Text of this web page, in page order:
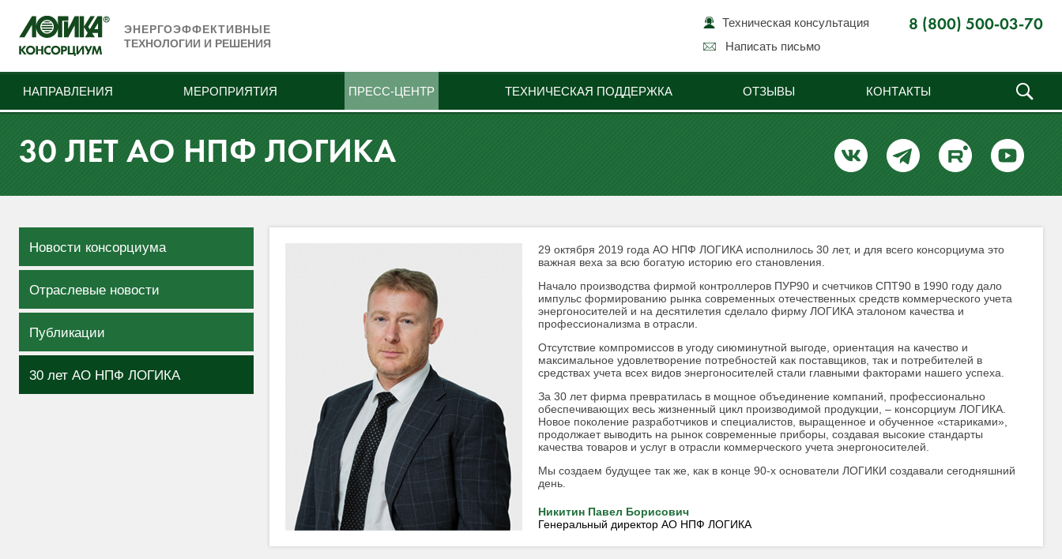
ЭНЕРГОЭФФЕКТИВНЫЕ
ТЕХНОЛОГИИ И РЕШЕНИЯ
8 (800) 500-03-70
Техническая консультация
Написать письмо
НАПРАВЛЕНИЯ МЕРОПРИЯТИЯ ПРЕСС-ЦЕНТР ТЕХНИЧЕСКАЯ ПОДДЕРЖКА ОТЗЫВЫ КОНТАКТЫ
30 ЛЕТ АО НПФ ЛОГИКА
Новости консорциума
Отраслевые новости
Публикации
30 лет АО НПФ ЛОГИКА
29 октября 2019 года АО НПФ ЛОГИКА исполнилось 30 лет, и для всего консорциума это
важная веха за всю богатую историю его становления.
Начало производства фирмой контроллеров ПУР90 и счетчиков СПТ90 в 1990 году дало
импульс формированию рынка современных отечественных средств коммерческого учета
энергоносителей и на десятилетия сделало фирму ЛОГИКА эталоном качества и
профессионализма в отрасли.
Отсутствие компромиссов в угоду сиюминутной выгоде, ориентация на качество и
максимальное удовлетворение потребностей как поставщиков, так и потребителей в
средствах учета всех видов энергоносителей стали главными факторами нашего успеха.
За 30 лет фирма превратилась в мощное объединение компаний, профессионально
обеспечивающих весь жизненный цикл производимой продукции, – консорциум ЛОГИКА.
Новое поколение разработчиков и специалистов, выращенное и обученное «стариками»,
продолжает выводить на рынок современные приборы, создавая высокие стандарты
качества товаров и услуг в отрасли коммерческого учета энергоносителей.
Мы создаем будущее так же, как в конце 90-х основатели ЛОГИКИ создавали сегодняшний
день.
Никитин Павел Борисович
Генеральный директор АО НПФ ЛОГИКА